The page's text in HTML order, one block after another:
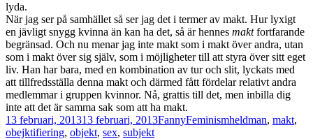
lyda.
När jag ser på samhället så ser jag det i termer av makt. Hur lyxigt
en jävligt snygg kvinna än kan ha det, så är hennes maktfortfarande
begränsad. Och nu menar jag inte makt som i makt över andra, utan
som i makt över sig själv, som i möjligheter till att styra över sitt eget
liv. Han har bara, med en kombination av tur och slit, lyckats med
att tillfredsställa denna makt och därmed fått fördelar relativt andra
medlemmar i gruppen kvinnor. Nå, grattis till det, men inbilla dig
inte att det är samma sak som att ha makt.
Postat
13 februari, 201313 februari, 2013Författare
FannyKategorier
FeminismTaggar
heldman, makt,
obejktifiering, objekt, sex, subjekt